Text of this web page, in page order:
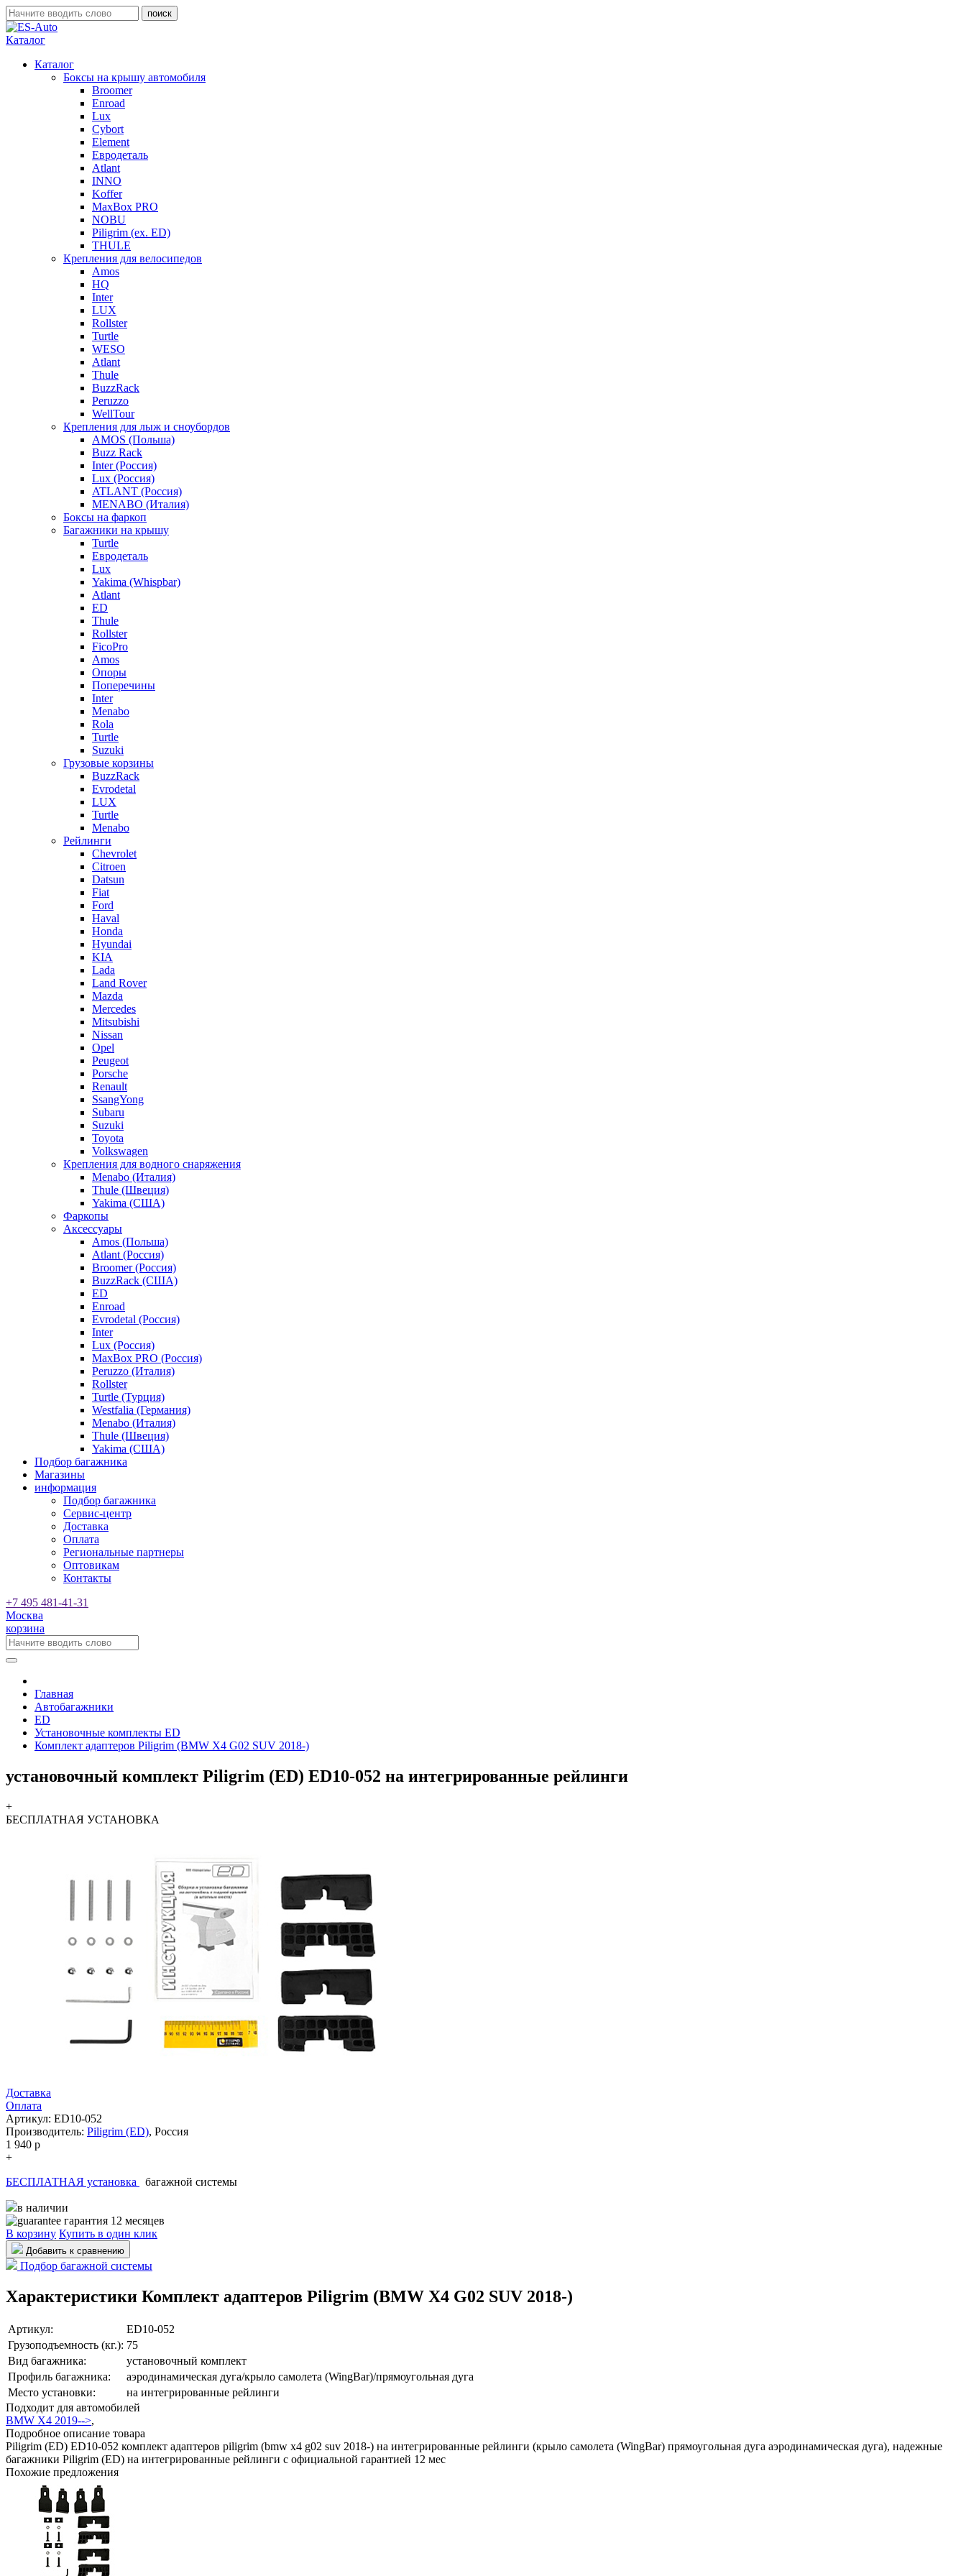
Каталог
Каталог
Боксы на крышу автомобиля
Broomer
Enroad
Lux
Cybort
Element
Евродеталь
Atlant
INNO
Koffer
MaxBox PRO
NOBU
Piligrim (ex. ED)
THULE
Крепления для велосипедов
Amos
HQ
Inter
LUX
Rollster
Turtle
WESO
Atlant
Thule
BuzzRack
Peruzzo
WellTour
Крепления для лыж и сноубордов
AMOS (Польша)
Buzz Rack
Inter (Россия)
Lux (Россия)
ATLANT (Россия)
MENABO (Италия)
Боксы на фаркоп
Багажники на крышу
Turtle
Евродеталь
Lux
Yakima (Whispbar)
Atlant
ED
Thule
Rollster
FicoPro
Amos
Опоры
Поперечины
Inter
Menabo
Rola
Turtle
Suzuki
Грузовые корзины
BuzzRack
Evrodetal
LUX
Turtle
Menabo
Рейлинги
Chevrolet
Citroen
Datsun
Fiat
Ford
Haval
Honda
Hyundai
KIA
Lada
Land Rover
Mazda
Mercedes
Mitsubishi
Nissan
Opel
Peugeot
Porsche
Renault
SsangYong
Subaru
Suzuki
Toyota
Volkswagen
Крепления для водного снаряжения
Menabo (Италия)
Thule (Швеция)
Yakima (США)
Фаркопы
Аксессуары
Amos (Польша)
Atlant (Россия)
Broomer (Россия)
BuzzRack (США)
ED
Enroad
Evrodetal (Россия)
Inter
Lux (Россия)
MaxBox PRO (Россия)
Peruzzo (Италия)
Rollster
Turtle (Турция)
Westfalia (Германия)
Menabo (Италия)
Thule (Швеция)
Yakima (США)
Подбор багажника
Магазины
информация
Подбор багажника
Сервис-центр
Доставка
Оплата
Региональные партнеры
Оптовикам
Контакты
+7 495 481-41-31
Москва
корзина
Главная
Автобагажники
ED
Установочные комплекты ED
Комплект адаптеров Piligrim (BMW X4 G02 SUV 2018-)
установочный комплект Piligrim (ED) ED10-052 на интегрированные рейлинги
+
БЕСПЛАТНАЯ УСТАНОВКА
Доставка
Оплата
Артикул: ED10-052
Производитель: Piligrim (ED), Россия
1 940 p
+
БЕСПЛАТНАЯ установка
багажной системы
в наличии
гарантия 12 месяцев
В корзину Купить в один клик
Добавить к сравнению
Подбор багажной системы
Характеристики Комплект адаптеров Piligrim (BMW X4 G02 SUV 2018-)
Артикул:
ED10-052
Грузоподъемность (кг.): 75
Вид багажника:
установочный комплект
Профиль багажника:
аэродинамическая дуга/крыло самолета (WingBar)/прямоугольная дуга
Место установки:
на интегрированные рейлинги
Подходит для автомобилей
BMW X4 2019-->,
Подробное описание товара
Piligrim (ED) ED10-052 комплект адаптеров piligrim (bmw x4 g02 suv 2018-) на интегрированные рейлинги (крыло самолета (WingBar) прямоугольная дуга аэродинамическая дуга), надежные
багажники Piligrim (ED) на интегрированные рейлинги с официальной гарантией 12 мес
Похожие предложения